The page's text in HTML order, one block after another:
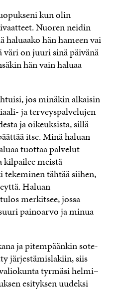
kun olin
Nuoren neidin
haluaako hän hameen vai
on juuri sinä päivänä
hän vain haluaa
jos minäkin alkaisin
ja terveyspalvelujen
ja oikeuksista, sillä
itse. Minä haluan
tuottaa palvelut
meistä
tekeminen tähtää siihen,
Haluan
merkitsee, jossa
painoarvo ja minua
ja pitempäänkin sote-
järjestämislakiin, siis
tyrmäsi helmi–
esityksen uudeksi